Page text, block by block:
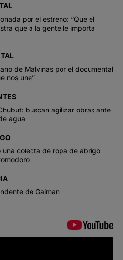
por el estreno: “Que el
que a la gente le importa
de Malvinas por el documental
nos une”
buscan agilizar obras ante
agua
una colecta de ropa de abrigo
de Gaiman